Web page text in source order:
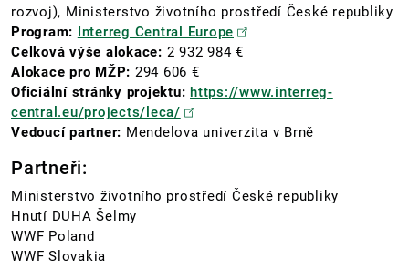
rozvoj), Ministerstvo životního prostředí České republiky
Program: Interreg Central Europe
Celková výše alokace: 2 932 984 €
Alokace pro MŽP: 294 606 €
Oficiální stránky projektu: https://www.interreg-
central.eu/projects/leca/
Vedoucí partner: Mendelova univerzita v Brně
Partneři:
Ministerstvo životního prostředí České republiky
Hnutí DUHA Šelmy
WWF Poland
WWF Slovakia